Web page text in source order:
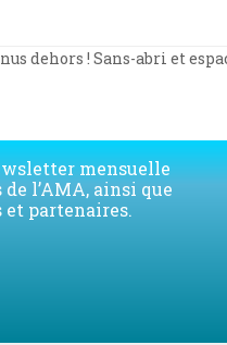
dehors ! Sans-abri et
mensuelle
l’AMA, ainsi que
et partenaires.